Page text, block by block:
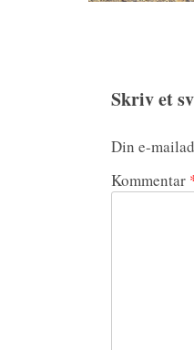
Skriv et
Din e-
Kommentar